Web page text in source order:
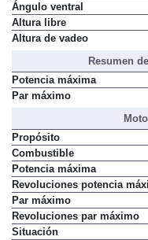
Ángulo ventral
Altura libre
Altura de vadeo
Resumen
Potencia máxima
Par máximo
Propósito
Combustible
Potencia máxima
Revoluciones potencia
Par máximo
Revoluciones par máximo
Situación